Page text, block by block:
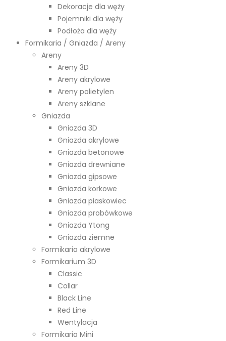
Dekoracje dla węży
Pojemniki dla węży
Podłoża dla węży
Formikaria / Gniazda / Areny
Areny
Areny 3D
Areny akrylowe
Areny polietylen
Areny szklane
Gniazda
Gniazda 3D
Gniazda akrylowe
Gniazda betonowe
Gniazda drewniane
Gniazda gipsowe
Gniazda korkowe
Gniazda piaskowiec
Gniazda probówkowe
Gniazda Ytong
Gniazda ziemne
Formikaria akrylowe
Formikarium 3D
Classic
Collar
Black Line
Red Line
Wentylacja
Formikaria Mini